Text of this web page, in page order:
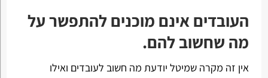
העובדים אינם מוכנים להתפשר על
מה שחשוב להם.
אין זה מקרה שמיטל יודעת מה חשוב לעובדים ואילו